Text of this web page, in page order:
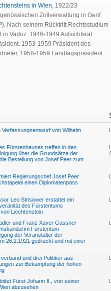
in Wien, 1922/23
Zollverwaltung in Genf
). Nach seinem Rücktritt Rechtsstudium
in Vaduz. 1946-1949 Aufsichtsrat
1953-1959 Präsident des
1958-1959 Landtagspräsident.
von Wilhelm
Fürstenhauses treffen in den
über die Grundsätze der
Bestellung von Josef Peer zum
Regierungschef Josef Peer
einen Diplomatenpass
Leo Strisower erstattet ein
des Fürstentums
Liechtenstein
und Franz Xaver Gassner
im Fürstentum
der Veranstalter der
26.2.1921 gedruckt und mit einer
und drei Politiker aus
zur Bekämpfung der hohen
Fürst Johann II., von seiner
abzusehen